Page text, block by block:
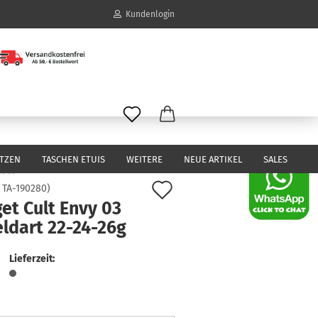
Kundenlogin
vergessen?
TASCHEN ETUIS NEUE ARTIKEL SALES
WEITERE
TA-190280)
Cult Envy 03
22-24-26g
Lieferzeit: